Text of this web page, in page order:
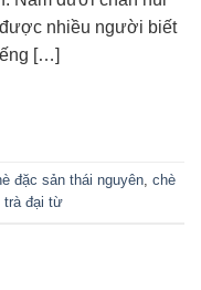
nhiều người biết
[…]
đặc sản thái nguyên, chè
trà đại từ